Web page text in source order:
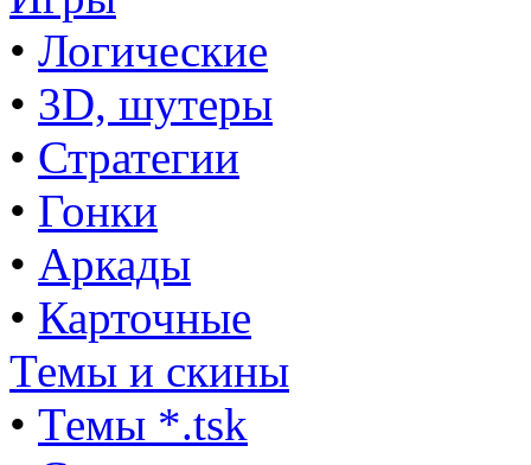
• Логические
• 3D, шутеры
• Стратегии
• Гонки
• Аркады
• Карточные
Темы и скины
• Темы *.tsk